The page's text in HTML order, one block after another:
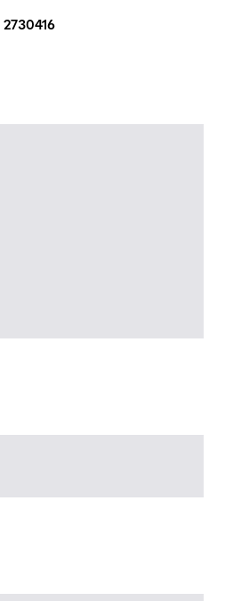
2730416